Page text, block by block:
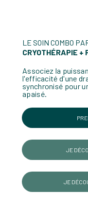
LE SOIN COMBO
CRYOTHÉRAPIE +
Associez la
l'efficacité d'une
synchronisé pour
apaisé.
JE
JE